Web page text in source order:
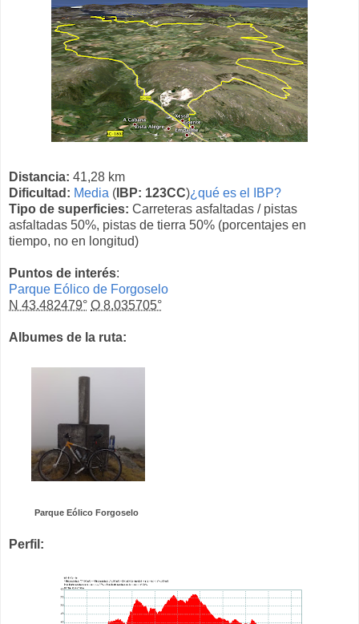
Distancia: 41,28 km
Dificultad: Media ( IBP: 123CC)¿qué es el IBP?
Tipo de superficies: Carreteras asfaltadas / pistas
asfaltadas 50%, pistas de tierra 50% (porcentajes en
tiempo, no en longitud)
Puntos de interés:
Parque Eólico de Forgoselo
N 43.482479° O 8.035705°
Albumes de la ruta:
Parque Eólico Forgoselo
Perfil: